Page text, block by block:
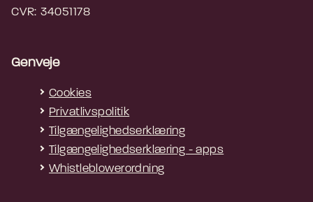
CVR: 34051178
Genveje
Cookies
Privatlivspolitik
Tilgængelighedserklæring
Tilgængelighedserklæring - apps
Whistleblowerordning